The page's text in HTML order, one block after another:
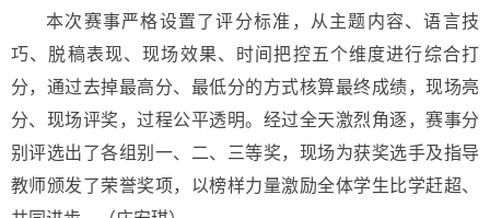
本次赛事严格设置了评分标准，从主题内容、语言技
巧、脱稿表现、现场效果、时间把控五个维度进行综合打
分，通过去掉最高分、最低分的方式核算最终成绩，现场亮
分、现场评奖，过程公平透明。经过全天激烈角逐，赛事分
别评选出了各组别一、二、三等奖，现场为获奖选手及指导
教师颁发了荣誉奖项，以榜样力量激励全体学生比学赶超、